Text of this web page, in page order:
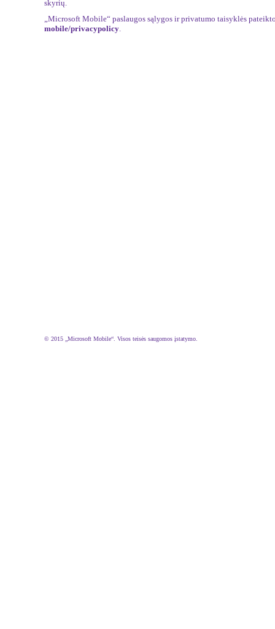
skyrių.
„Microsoft Mobile“ paslaugos sąlygos ir privatumo taisyklės
mobile/privacypolicy.
© 2015 „Microsoft Mobile“. Visos teisės saugomos įstatymo.